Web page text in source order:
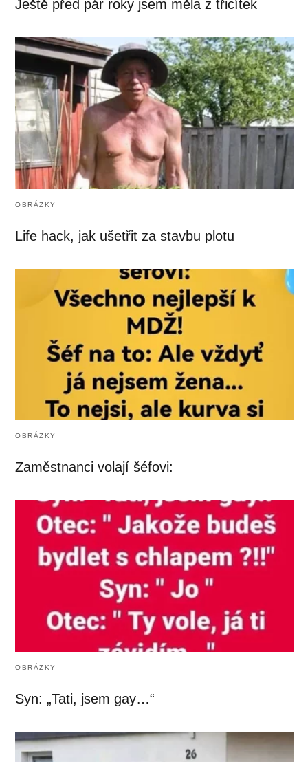
Ještě před pár roky jsem měla z třicítek
OBRÁZKY
Life hack, jak ušetřit za stavbu plotu
OBRÁZKY
Zaměstnanci volají šéfovi:
OBRÁZKY
Syn: „Tati, jsem gay…“